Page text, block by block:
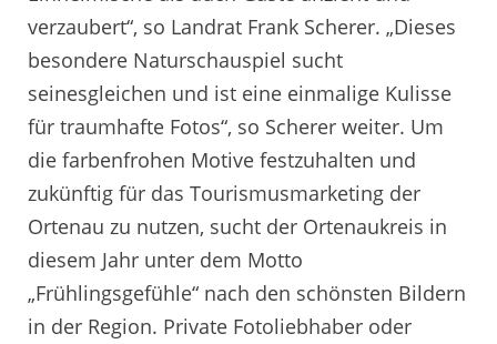
verzaubert“, so Landrat Frank Scherer. „Dieses
besondere Naturschauspiel sucht
seinesgleichen und ist eine einmalige Kulisse
für traumhafte Fotos“, so Scherer weiter. Um
die farbenfrohen Motive festzuhalten und
zukünftig für das Tourismusmarketing der
Ortenau zu nutzen, sucht der Ortenaukreis in
diesem Jahr unter dem Motto
„Frühlingsgefühle“ nach den schönsten Bildern
in der Region. Private Fotoliebhaber oder